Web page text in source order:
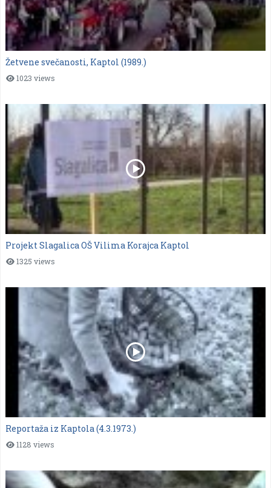
Žetvene svečanosti, Kaptol (1989.)
1023 views
Projekt Slagalica OŠ Vilima Korajca Kaptol
1325 views
Reportaža iz Kaptola (4.3.1973.)
1128 views